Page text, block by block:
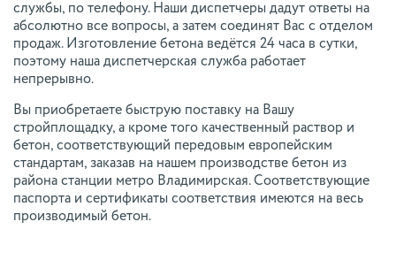
службы, по телефону. Наши диспетчеры дадут ответы на
абсолютно все вопросы, а затем соединят Вас с отделом
продаж. Изготовление бетона ведётся 24 часа в сутки,
поэтому наша диспетчерская служба работает
непрерывно.
Вы приобретаете быструю поставку на Вашу
стройплощадку, а кроме того качественный раствор и
бетон, соответствующий передовым европейским
стандартам, заказав на нашем производстве бетон из
района станции метро Владимирская. Соответствующие
паспорта и сертификаты соответствия имеются на весь
производимый бетон.